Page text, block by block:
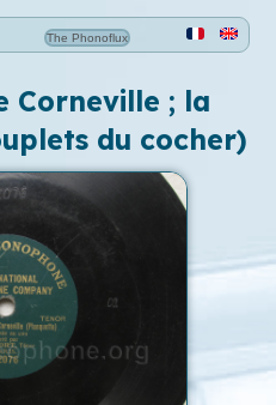
The Phonoflux
Corneville ; la
du cocher)